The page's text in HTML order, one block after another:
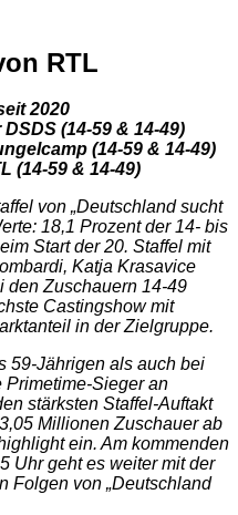
RTL
2020
(14-59 & 14-49)
(14-59 & 14-49)
(14-59 & 14-49)
von „Deutschland sucht
18,1 Prozent der 14- bis
Start der 20. Staffel mit
Katja Krasavice
den Zuschauern 14-49
Castingshow mit
in der Zielgruppe.
59-Jährigen als auch bei
Primetime-Sieger an
stärksten Staffel-Auftakt
Millionen Zuschauer ab
ein. Am kommenden
Uhr geht es weiter mit der
Folgen von „Deutschland